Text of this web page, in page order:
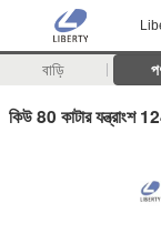
বাড়ি
কিউ 80 কাটার যন্ত্রাংশ